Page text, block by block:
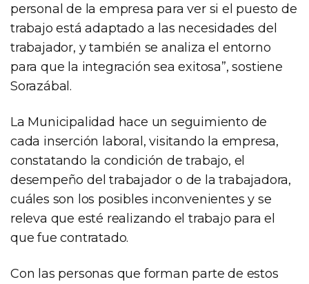
personal de la empresa para ver si el puesto de
trabajo está adaptado a las necesidades del
trabajador, y también se analiza el entorno
para que la integración sea exitosa”, sostiene
Sorazábal.
La Municipalidad hace un seguimiento de
cada inserción laboral, visitando la empresa,
constatando la condición de trabajo, el
desempeño del trabajador o de la trabajadora,
cuáles son los posibles inconvenientes y se
releva que esté realizando el trabajo para el
que fue contratado.
Con las personas que forman parte de estos